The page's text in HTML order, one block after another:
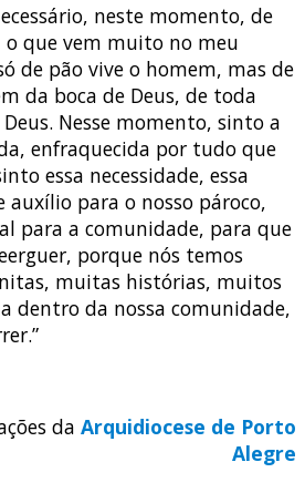
neste momento, de
que vem muito no meu
de pão vive o homem, mas de
da boca de Deus, de toda
Nesse momento, sinto a
enfraquecida por tudo que
essa necessidade, essa
auxílio para o nosso pároco,
para a comunidade, para que
porque nós temos
muitas histórias, muitos
dentro da nossa comunidade,
da Arquidiocese de Porto
Alegre